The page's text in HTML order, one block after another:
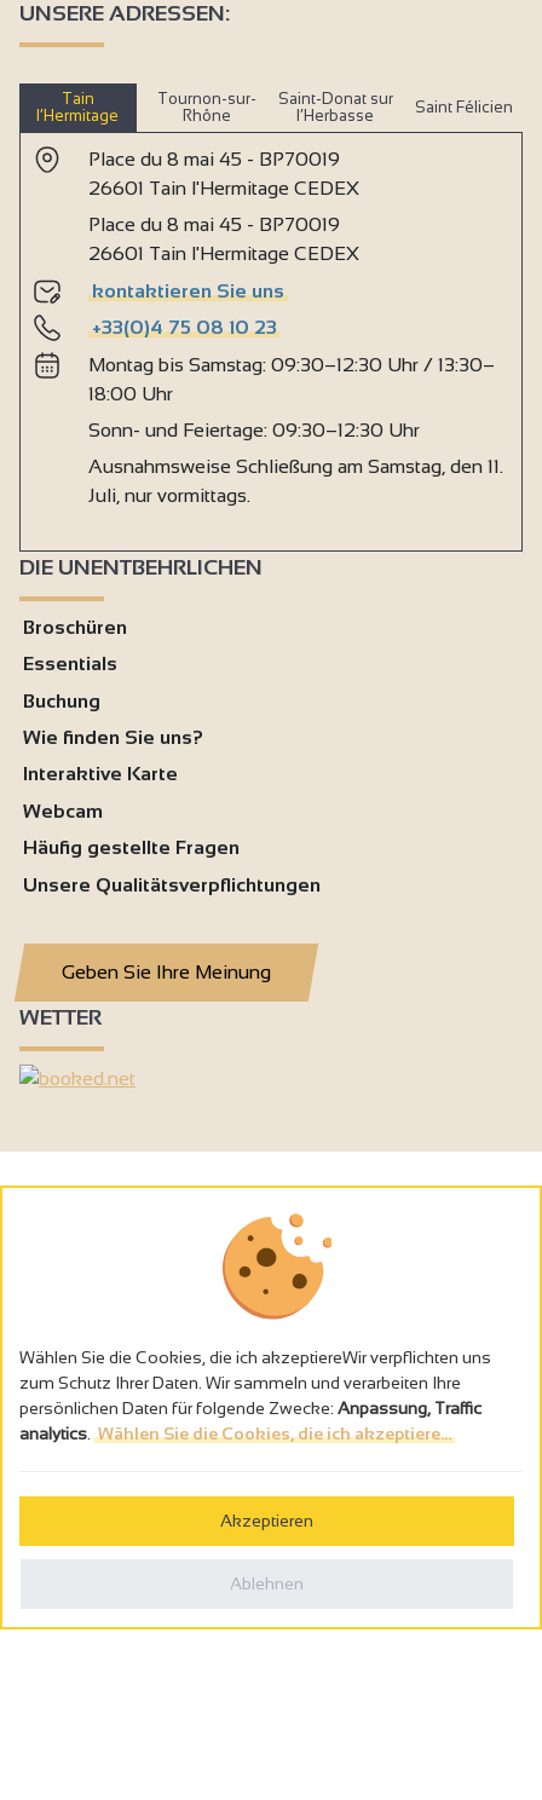
UNSERE ADRESSEN:
Tain
l’Hermitage
Tournon-sur-
Rhône
Saint-Donat sur
l’Herbasse
Saint Félicien
Place du 8 mai 45 - BP70019
26601 Tain l'Hermitage CEDEX
Place du 8 mai 45 - BP70019
26601 Tain l'Hermitage CEDEX
kontaktieren Sie uns
+33(0)4 75 08 10 23
Montag bis Samstag: 09:30–12:30 Uhr / 13:30–
18:00 Uhr
Sonn- und Feiertage: 09:30–12:30 Uhr
Ausnahmsweise Schließung am Samstag, den 11.
Juli, nur vormittags.
DIE UNENTBEHRLICHEN
Broschüren
Essentials
Buchung
Wie finden Sie uns?
Interaktive Karte
Webcam
Häufig gestellte Fragen
Unsere Qualitätsverpflichtungen
Geben Sie Ihre Meinung
WETTER
Alkoholmissbrauch ist gefährlich für die Gesundheit - trinken Sie in
Politique de confidentialité
Wählen Sie die Cookies, die ich akzeptiereWir verpflichten uns
zum Schutz Ihrer Daten. Wir sammeln und verarbeiten Ihre
persönlichen Daten für folgende Zwecke: Anpassung, Traffic
analytics Wählen Sie die Cookies, die ich akzeptiere...
Akzeptieren
Ablehnen